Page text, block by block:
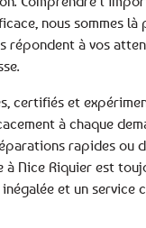
nous sommes là
répondent à vos
certifiés et
à chaque
rapides ou
à Nice Riquier est
et un service